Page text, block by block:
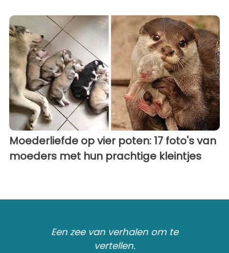
Moederliefde op vier poten: 17 foto's van
moeders met hun prachtige kleintjes
Een zee van verhalen om te
vertellen.